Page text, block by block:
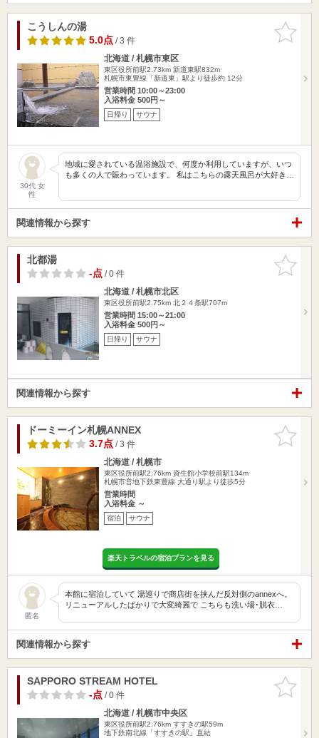
お気に入
りに追加
こうしんの湯
5.0点/ 3 件
北海道 / 札幌市東区
東区役所前駅2.73km 新道東駅832m
札幌市東豊線「新道東」駅より徒歩約 12分
営業時間 10:00～23:00
入浴料金 500円～
日帰り サウナ
30代 女
性
地域に愛されている温浴施設で、何度か利用していますが、いつ
も多くの人で賑わっています。 私はこちらの露天風呂が大好き…
関連情報から探す
お気に入
りに追加
北都湯
-点/ 0 件
北海道 / 札幌市北区
東区役所前駅2.75km 北２４条駅707m
営業時間 15:00～21:00
入浴料金 500円～
日帰り サウナ
関連情報から探す
お気に入
りに追加
ドーミーイン札幌ANNEX
3.7点/ 3 件
北海道 / 札幌市
東区役所前駅2.76km 資生館小学校前駅134m
札幌市営地下鉄東豊線 大通り駅より徒歩5分
営業時間
入浴料金 ～
宿泊 サウナ
楽天トラベルの宿泊プランを見る
匿名
本館に宿泊していて 湯巡りで商店街を挟んだ反対側のannexへ。
リニューアルしたばかりで大変綺麗で こちらも洗い場･脱衣…
関連情報から探す
お気に入
りに追加
SAPPORO STREAM HOTEL
-点/ 0 件
北海道 / 札幌市中央区
東区役所前駅2.76km すすきの駅59m
地下鉄南北線「すすきの駅」直結